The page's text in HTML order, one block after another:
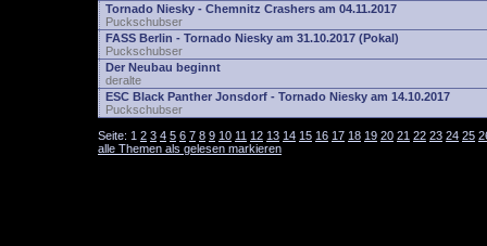
Tornado Niesky - Chemnitz Crashers am 04.11.2017
Puckschubser
FASS Berlin - Tornado Niesky am 31.10.2017 (Pokal)
Puckschubser
Der Neubau beginnt
deralte
ESC Black Panther Jonsdorf - Tornado Niesky am 14.10.2017
Puckschubser
Seite: 1 2 3 4 5 6 7 8 9 10 11 12 13 14 15 16 17 18 19 20 21 22 23 24 25
alle Themen als gelesen markieren